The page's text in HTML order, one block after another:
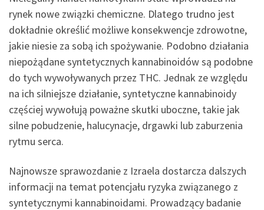
rynek nowe związki chemiczne. Dlatego trudno jest
dokładnie określić możliwe konsekwencje zdrowotne,
jakie niesie za sobą ich spożywanie. Podobno działania
niepożądane syntetycznych kannabinoidów są podobne
do tych wywoływanych przez THC. Jednak ze względu
na ich silniejsze działanie, syntetyczne kannabinoidy
częściej wywołują poważne skutki uboczne, takie jak
silne pobudzenie, halucynacje, drgawki lub zaburzenia
rytmu serca.
Najnowsze sprawozdanie z Izraela dostarcza dalszych
informacji na temat potencjału ryzyka związanego z
syntetycznymi kannabinoidami. Prowadzący badanie